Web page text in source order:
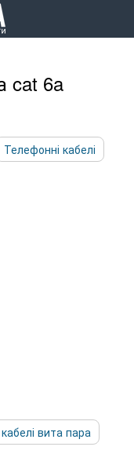
cat 6a
Телефонні кабелі
кабелі вита пара